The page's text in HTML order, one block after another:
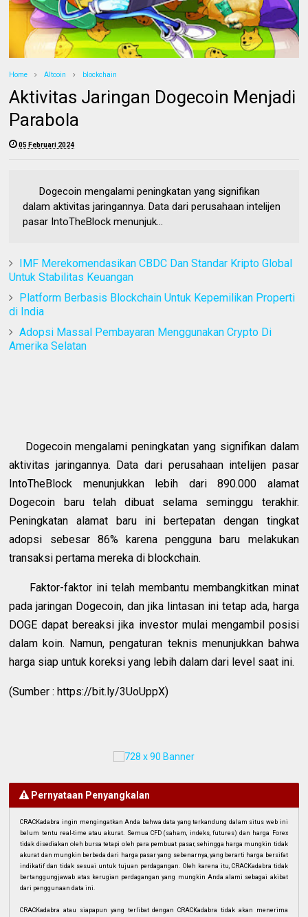
Home Altcoin blockchain
Aktivitas Jaringan Dogecoin Menjadi
Parabola
05 Februari 2024
Dogecoin mengalami peningkatan yang signifikan
dalam aktivitas jaringannya. Data dari perusahaan intelijen
pasar IntoTheBlock menunjuk...
IMF Merekomendasikan CBDC Dan Standar Kripto Global
Untuk Stabilitas Keuangan
Platform Berbasis Blockchain Untuk Kepemilikan Properti
di India
Adopsi Massal Pembayaran Menggunakan Crypto Di
Amerika Selatan
Dogecoin mengalami peningkatan yang signifikan dalam
aktivitas jaringannya. Data dari perusahaan intelijen pasar
IntoTheBlock menunjukkan lebih dari 890.000 alamat
Dogecoin baru telah dibuat selama seminggu terakhir.
Peningkatan alamat baru ini bertepatan dengan tingkat
adopsi sebesar 86% karena pengguna baru melakukan
transaksi pertama mereka di blockchain.
Faktor-faktor ini telah membantu membangkitkan minat
pada jaringan Dogecoin, dan jika lintasan ini tetap ada, harga
DOGE dapat bereaksi jika investor mulai mengambil posisi
dalam koin. Namun, pengaturan teknis menunjukkan bahwa
harga siap untuk koreksi yang lebih dalam dari level saat ini.
(Sumber : https://bit.ly/3UoUppX)
Pernyataan Penyangkalan
CRACKadabra ingin mengingatkan Anda bahwa data yang terkandung dalam situs web ini
belum tentu real-time atau akurat. Semua CFD (saham, indeks, futures) dan harga Forex
tidak disediakan oleh bursa tetapi oleh para pembuat pasar, sehingga harga mungkin tidak
akurat dan mungkin berbeda dari harga pasar yang sebenarnya, yang berarti harga bersifat
indikatif dan tidak sesuai untuk tujuan perdagangan. Oleh karena itu, CRACKadabra tidak
bertanggungjawab atas kerugian perdagangan yang mungkin Anda alami sebagai akibat
dari penggunaan data ini.
CRACKadabra atau siapapun yang terlibat dengan CRACKadabra tidak akan menerima